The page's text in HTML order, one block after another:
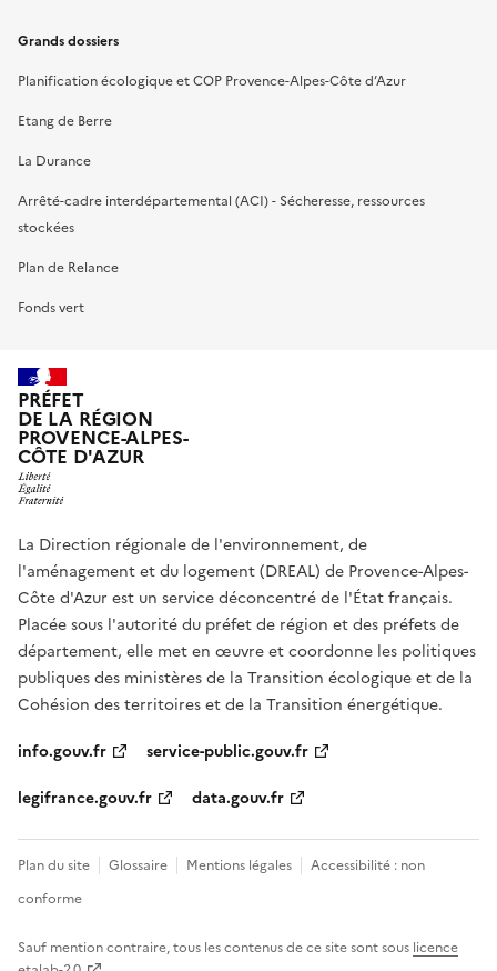
Grands dossiers
Planification écologique et COP Provence-Alpes-Côte d’Azur
Etang de Berre
La Durance
Arrêté-cadre interdépartemental (ACI) - Sécheresse, ressources
stockées
Plan de Relance
Fonds vert
PRÉFET
DE LA RÉGION
PROVENCE-ALPES-
CÔTE D'AZUR
La Direction régionale de l'environnement, de
l'aménagement et du logement (DREAL) de Provence-Alpes-
Côte d'Azur est un service déconcentré de l'État français.
Placée sous l'autorité du préfet de région et des préfets de
département, elle met en œuvre et coordonne les politiques
publiques des ministères de la Transition écologique et de la
Cohésion des territoires et de la Transition énergétique.
info.gouv.fr
service-public.gouv.fr
legifrance.gouv.fr
data.gouv.fr
Plan du site Glossaire Mentions légales
Accessibilité : non
conforme
Sauf mention contraire, tous les contenus de ce site sont sous licence